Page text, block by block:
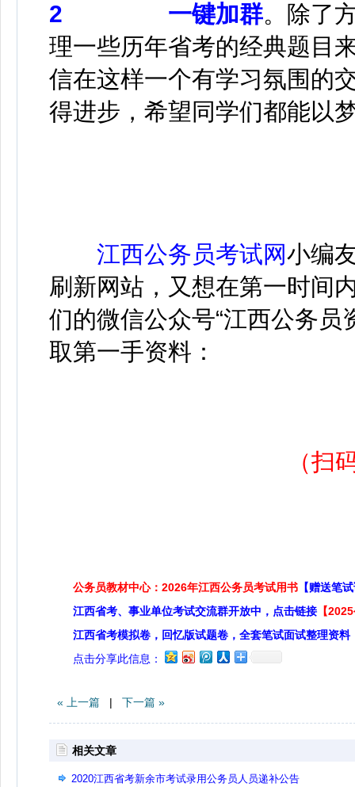
一键加群。除了
理一些历年省考的经典题目
信在这样一个有学习氛围的
得进步，希望同学们都能以
江西公务员考试网小编
刷新网站，又想在第一时间
们的微信公众号“江西公务员
取第一手资料：
（扫
公务员教材中心：2026年江西公务员考试用书 【赠送笔
江西省考、事业单位考试交流群开放中，点击链接 【
江西省考模拟卷，回忆版试题卷，全套笔试面试整理资料
点击分享此信息：
« 上一篇 | 下一篇 »
相关文章
2020江西省考新余市考试录用公务员人员递补公告